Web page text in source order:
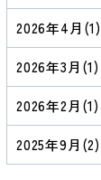
2026年4月 (1)
2026年3月 (1)
2026年2月 (1)
2025年9月 (2)